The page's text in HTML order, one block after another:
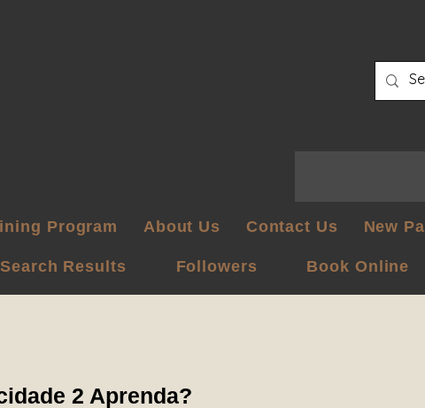
Program About Us Contact Us New
Search Results Followers Book Online
2 Aprenda?